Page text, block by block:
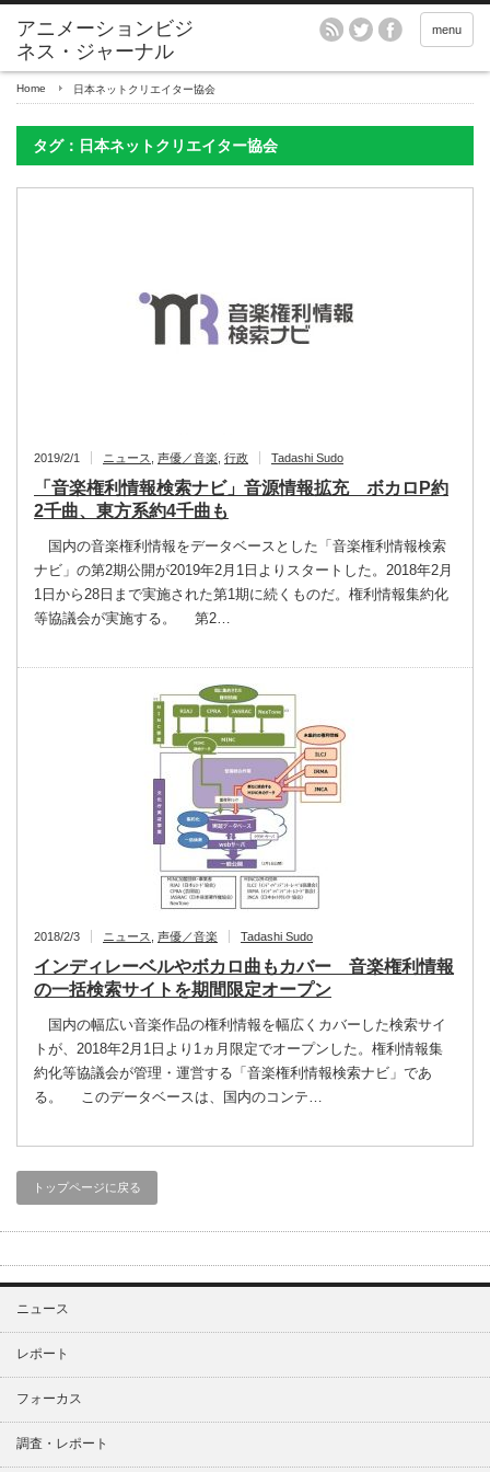
アニメーションビジ
ネス・ジャーナル
menu
Home 日本ネットクリエイター協会
タグ：日本ネットクリエイター協会
2019/2/1 ニュース 声優／音楽 行政 Tadashi Sudo
「音楽権利情報検索ナビ」音源情報拡充 ボカロP約
2千曲、東方系約4千曲も
国内の音楽権利情報をデータベースとした「音楽権利情報検索
ナビ」の第2期公開が2019年2月1日よりスタートした。2018年2月
1日から28日まで実施された第1期に続くものだ。権利情報集約化
等協議会が実施する。 第2…
2018/2/3 ニュース 声優／音楽 Tadashi Sudo
インディレーベルやボカロ曲もカバー 音楽権利情報
の一括検索サイトを期間限定オープン
国内の幅広い音楽作品の権利情報を幅広くカバーした検索サイ
トが、2018年2月1日より1ヵ月限定でオープンした。権利情報集
約化等協議会が管理・運営する「音楽権利情報検索ナビ」であ
る。 このデータベースは、国内のコンテ…
トップページに戻る
ニュース
レポート
フォーカス
調査・レポート